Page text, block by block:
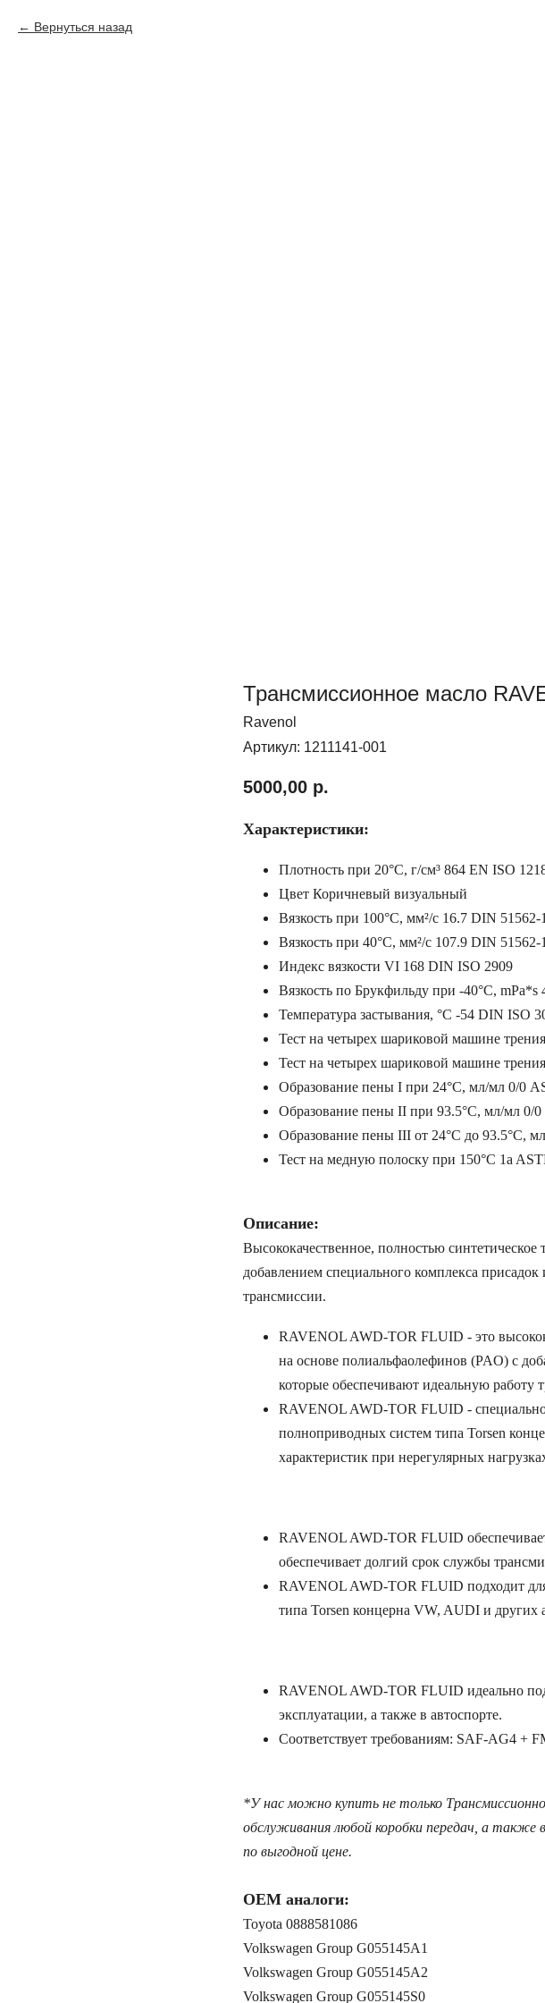
Вернуться назад
Трансмиссионное масло
Ravenol
Артикул: 1211141-001
5000,00 р.
Характеристики:
Плотность при 20°C, г/cм³ 864 EN ISO
Цвет Коричневый визуальный
Вязкость при 100°C, мм²/с 16.7 DIN 51562-1
Вязкость при 40°C, мм²/с 107.9 DIN 51562-1
Индекс вязкости VI 168 DIN ISO 2909
Вязкость по Брукфильду при -40°C,
Температура застывания, °C -54 DIN ISO
Тест на четырех шариковой машине
Тест на четырех шариковой машине
Образование пены I при 24°C, мл/мл 0/0
Образование пены II при 93.5°C, мл/мл 0/
Образование пены III от 24°C до 93.5°C,
Тест на медную полоску при 150°C 1a
Описание:
Высококачественное, полностью
добавлением специального комплекса
трансмиссии.
RAVENOL AWD-TOR FLUID - это
на основе полиальфаолефинов (PAO) с
которые обеспечивают идеальную работу
RAVENOL AWD-TOR FLUID -
полноприводных систем типа Torsen
характеристик при нерегулярных
RAVENOL AWD-TOR FLUID
обеспечивает долгий срок службы
RAVENOL AWD-TOR FLUID подходит
типа Torsen концерна VW, AUDI и других
RAVENOL AWD-TOR FLUID идеально
эксплуатации, а также в автоспорте.
Соответствует требованиям: SAF-AG4 +
*У нас можно купить не только
обслуживания любой коробки передач, а
по выгодной цене.
OEM аналоги:
Toyota 0888581086
Volkswagen Group G055145A1
Volkswagen Group G055145A2
Volkswagen Group G055145S0